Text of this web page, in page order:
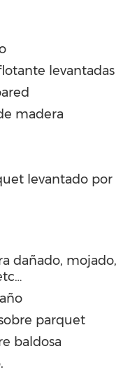
levantadas
madera
levantado por
dañado, mojado,
parquet
baldosa